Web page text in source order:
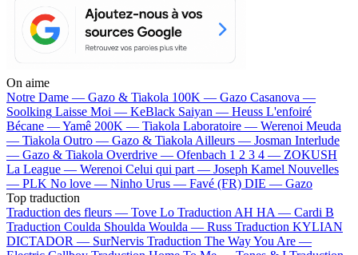
On aime
Notre Dame — Gazo & Tiakola 100K — Gazo Casanova —
Soolking Laisse Moi — KeBlack Saiyan — Heuss L'enfoiré
Bécane —Yamê 200K — Tiakola Laboratoire — Werenoi Meuda
— Tiakola Outro — Gazo & Tiakola Ailleurs — Josman Interlude
— Gazo & Tiakola Overdrive — Ofenbach 1 2 3 4 — ZOKUSH
La League — Werenoi Celui qui part — Joseph Kamel Nouvelles
— PLK No love — Ninho Urus — Favé (FR) DIE — Gazo
Top traduction
Traduction des fleurs — Tove Lo Traduction AH HA — Cardi B
Traduction Coulda Shoulda Woulda — Russ Traduction KYLIAN
DICTADOR — SurNervis Traduction The Way You Are —